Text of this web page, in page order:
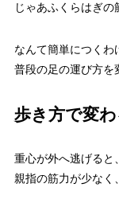
じゃあふくらはぎの
なんて簡単につくわ
普段の足の運び方を
歩き方で変
重心が外へ逃げると
親指の筋力が少なく